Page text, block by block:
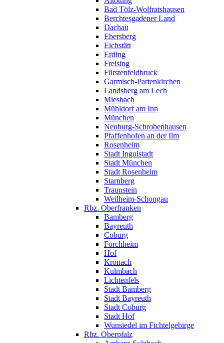
Bad Tölz-Wolfratshausen
Berchtesgadener Land
Dachau
Ebersberg
Eichstätt
Erding
Freising
Fürstenfeldbruck
Garmisch-Partenkirchen
Landsberg am Lech
Miesbach
Mühldorf am Inn
München
Neuburg-Schrobenhausen
Pfaffenhofen an der Ilm
Rosenheim
Stadt Ingolstadt
Stadt München
Stadt Rosenheim
Starnberg
Traunstein
Weilheim-Schongau
Rbz. Oberfranken
Bamberg
Bayreuth
Coburg
Forchheim
Hof
Kronach
Kulmbach
Lichtenfels
Stadt Bamberg
Stadt Bayreuth
Stadt Coburg
Stadt Hof
Wunsiedel im Fichtelgebirge
Rbz. Oberpfalz